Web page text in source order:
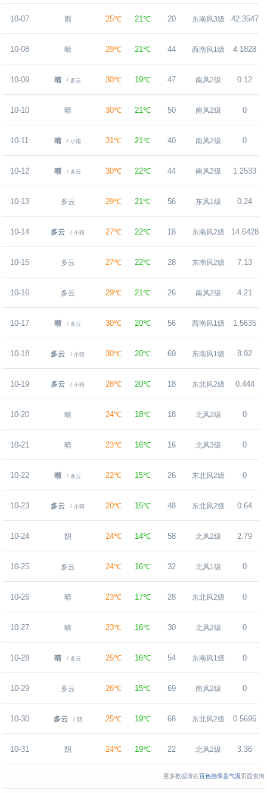
10-07 雨 25℃ 21℃ 20 东南风3级 42.3547
10-08 晴 29℃ 21℃ 44 西南风1级 4.1828
10-09 晴 / 多云 30℃ 19℃ 47 南风2级 0.12
10-10 晴 30℃ 21℃ 50 南风2级 0
10-11 晴 / 小雨 31℃ 21℃ 40 南风2级 0
10-12 晴 / 多云 30℃ 22℃ 44 南风2级 1.2533
10-13 多云 29℃ 21℃ 56 东风1级 0.24
10-14 多云 / 小雨 27℃ 22℃ 18 东南风2级 14.6428
10-15 多云 27℃ 22℃ 28 东南风2级 7.13
10-16 多云 29℃ 21℃ 26 南风2级 4.21
10-17 晴 / 多云 30℃ 20℃ 56 西南风1级 1.5635
10-18 多云 / 小雨 30℃ 20℃ 69 东南风1级 8.92
10-19 多云 / 小雨 28℃ 20℃ 18 东北风2级 0.444
10-20 晴 24℃ 18℃ 18 北风2级 0
10-21 晴 23℃ 16℃ 16 北风3级 0
10-22 晴 / 多云 22℃ 15℃ 26 东北风2级 0
10-23 多云 / 小雨 20℃ 15℃ 48 东北风2级 0.64
10-24 阴 24℃ 14℃ 58 北风2级 2.79
10-25 多云 24℃ 16℃ 32 北风1级 0
10-26 晴 23℃ 17℃ 28 东北风2级 0
10-27 晴 23℃ 16℃ 30 北风2级 0
10-28 晴 / 多云 25℃ 16℃ 54 东南风1级 0
10-29 多云 26℃ 15℃ 69 南风2级 0
10-30 多云 / 阴 25℃ 19℃ 68 东北风2级 0.5695
10-31 阴 24℃ 19℃ 22 北风2级 3.36
更多数据请在百色德保县气温页面查询